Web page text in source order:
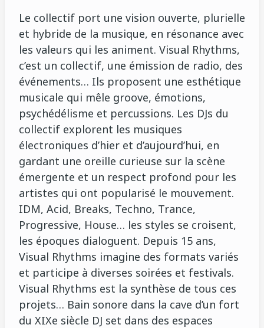
Le collectif port une vision ouverte, plurielle
et hybride de la musique, en résonance avec
les valeurs qui les animent. Visual Rhythms,
c’est un collectif, une émission de radio, des
événements… Ils proposent une esthétique
musicale qui mêle groove, émotions,
psychédélisme et percussions. Les DJs du
collectif explorent les musiques
électroniques d’hier et d’aujourd’hui, en
gardant une oreille curieuse sur la scène
émergente et un respect profond pour les
artistes qui ont popularisé le mouvement.
IDM, Acid, Breaks, Techno, Trance,
Progressive, House… les styles se croisent,
les époques dialoguent. Depuis 15 ans,
Visual Rhythms imagine des formats variés
et participe à diverses soirées et festivals.
Visual Rhythms est la synthèse de tous ces
projets… Bain sonore dans la cave d’un fort
du XIXe siècle DJ set dans des espaces